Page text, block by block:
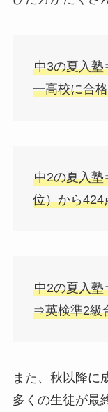
中3の夏入
一高校に合
中2の夏入
位）から424
中2の夏入
⇒英検準2級
また、秋以降に
多くの生徒が最